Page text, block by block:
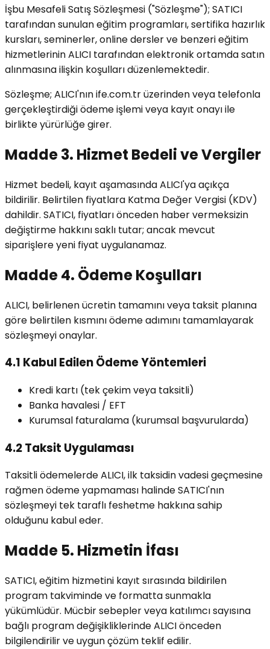
İşbu Mesafeli Satış Sözleşmesi ("Sözleşme"); SATICI
tarafından sunulan eğitim programları, sertifika hazırlık
kursları, seminerler, online dersler ve benzeri eğitim
hizmetlerinin ALICI tarafından elektronik ortamda satın
alınmasına ilişkin koşulları düzenlemektedir.
Sözleşme; ALICI'nın ife.com.tr üzerinden veya telefonla
gerçekleştirdiği ödeme işlemi veya kayıt onayı ile
birlikte yürürlüğe girer.
Madde 3. Hizmet Bedeli ve Vergiler
Hizmet bedeli, kayıt aşamasında ALICI'ya açıkça
bildirilir. Belirtilen fiyatlara Katma Değer Vergisi (KDV)
dahildir. SATICI, fiyatları önceden haber vermeksizin
değiştirme hakkını saklı tutar; ancak mevcut
siparişlere yeni fiyat uygulanamaz.
Madde 4. Ödeme Koşulları
ALICI, belirlenen ücretin tamamını veya taksit planına
göre belirtilen kısmını ödeme adımını tamamlayarak
sözleşmeyi onaylar.
4.1 Kabul Edilen Ödeme Yöntemleri
Kredi kartı (tek çekim veya taksitli)
Banka havalesi / EFT
Kurumsal faturalama (kurumsal başvurularda)
4.2 Taksit Uygulaması
Taksitli ödemelerde ALICI, ilk taksidin vadesi geçmesine
rağmen ödeme yapmaması halinde SATICI'nın
sözleşmeyi tek taraflı feshetme hakkına sahip
olduğunu kabul eder.
Madde 5. Hizmetin İfası
SATICI, eğitim hizmetini kayıt sırasında bildirilen
program takviminde ve formatta sunmakla
yükümlüdür. Mücbir sebepler veya katılımcı sayısına
bağlı program değişikliklerinde ALICI önceden
bilgilendirilir ve uygun çözüm teklif edilir.